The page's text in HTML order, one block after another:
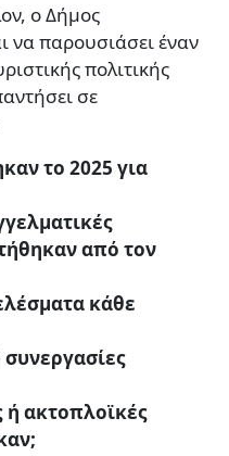
ο Δήμος
να παρουσιάσει έναν
πολιτικής
σε
το 2025 για
από τον
κάθε
ή ακτοπλοϊκές